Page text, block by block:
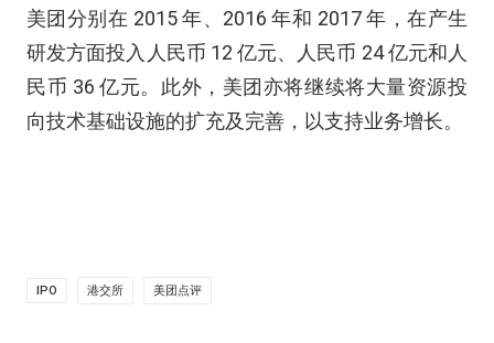
美团分别在 2015 年、2016 年和 2017 年，在产生
研发方面投入人民币 12 亿元、人民币 24 亿元和人
民币 36 亿元。此外，美团亦将继续将大量资源投
向技术基础设施的扩充及完善，以支持业务增长。
IPO 港交所 美团点评